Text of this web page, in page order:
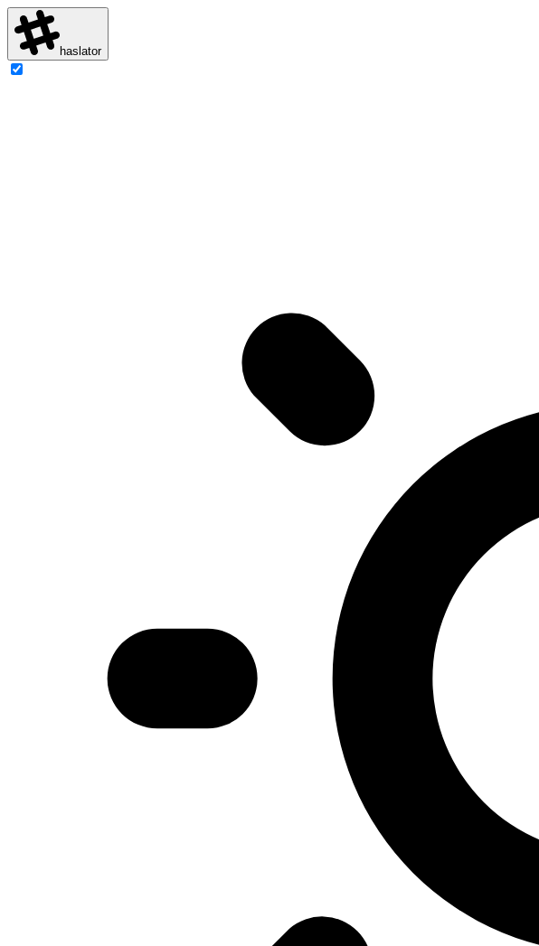
haslator